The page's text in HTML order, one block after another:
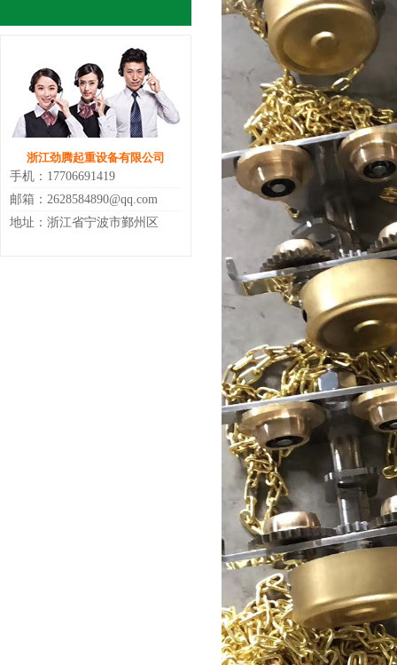
浙江劲腾起重设备有限公司
手机：17706691419
邮箱：2628584890@qq.com
地址：浙江省宁波市鄞州区